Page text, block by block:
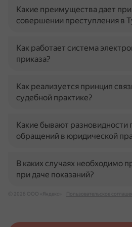
Какие преимущества дает
совершении преступления в
Как работает система
приказа?
Как реализуется принцип
судебной практике?
Какие бывают разновидности
обращений в юридической
В каких случаях необходимо
при даче показаний?
© 2026 ООО «Яндекс» Пользовательское